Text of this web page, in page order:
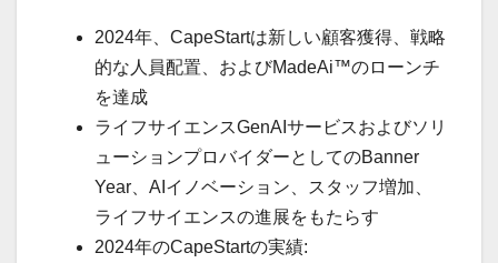
2024年、CapeStartは新しい顧客獲得、戦略
的な人員配置、およびMadeAi™のローンチ
を達成
ライフサイエンスGenAIサービスおよびソリ
ューションプロバイダーとしてのBanner
Year、AIイノベーション、スタッフ増加、
ライフサイエンスの進展をもたらす
2024年のCapeStartの実績: